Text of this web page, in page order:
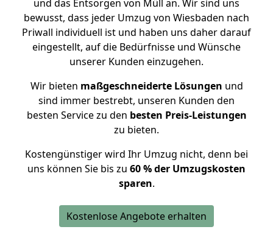
und das Entsorgen von Müll an. Wir sind uns
bewusst, dass jeder Umzug von Wiesbaden nach
Priwall individuell ist und haben uns daher darauf
eingestellt, auf die Bedürfnisse und Wünsche
unserer Kunden einzugehen.
Wir bieten maßgeschneiderte Lösungen und
sind immer bestrebt, unseren Kunden den
besten Service zu den besten Preis-Leistungen
zu bieten.
Kostengünstiger wird Ihr Umzug nicht, denn bei
uns können Sie bis zu 60 % der Umzugskosten
sparen.
Kostenlose Angebote erhalten